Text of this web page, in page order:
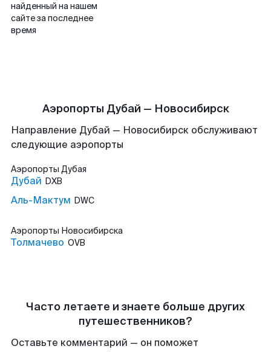
найденный на нашем
сайте за последнее
время
Аэропорты Дубай — Новосибирск
Направление Дубай — Новосибирск обслуживают
следующие аэропорты
Аэропорты Дубая
Дубай DXB
Аль-Мактум DWC
Аэропорты Новосибирска
Толмачево OVB
Часто летаете и знаете больше других
путешественников?
Оставьте комментарий — он поможет